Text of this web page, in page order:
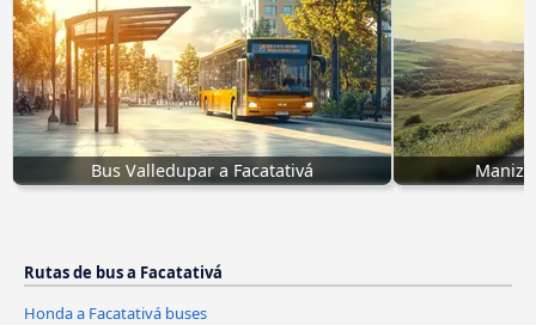
Bus Valledupar a Facatativá
Rutas de bus a Facatativá
Honda a Facatativá buses